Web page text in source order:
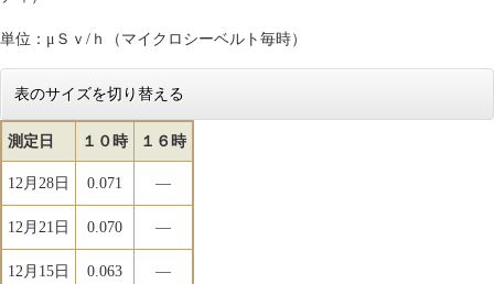
単位：μＳｖ/ｈ（マイクロシーベルト毎時）
表のサイズを切り替える
測定日 １０時 １６時
12月28日 0.071 ―
12月21日 0.070 ―
12月15日 0.063 ―